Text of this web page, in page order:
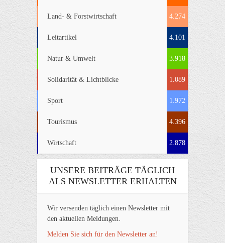
Land- & Forstwirtschaft 4.274
Leitartikel 4.101
Natur & Umwelt 3.918
Solidarität & Lichtblicke 1.089
Sport 1.972
Tourismus 4.396
Wirtschaft 2.878
UNSERE BEITRÄGE TÄGLICH
ALS NEWSLETTER ERHALTEN
Wir versenden täglich einen Newsletter mit
den aktuellen Meldungen.
Melden Sie sich für den Newsletter an!